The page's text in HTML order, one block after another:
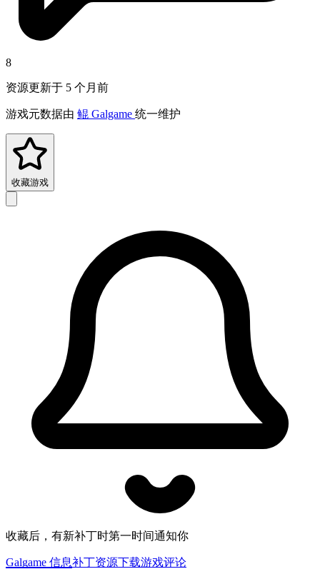
8
资源更新于 5 个月前
游戏元数据由 鲲 Galgame 统一维护
收藏游戏
收藏后，有新补丁时第一时间通知你
Galgame 信息补丁资源下载游戏评论